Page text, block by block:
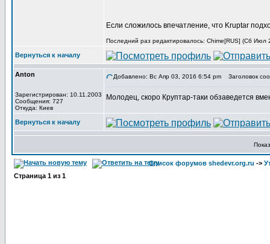
Если сложилось впечатление, что Kruptar
Последний раз редактировалось: Chime[RUS] (Сб Июл
Вернуться к началу
Anton
Зарегистрирован: 10.11.2003
Сообщения: 727
Откуда: Киев
Добавлено: Вс Апр 03, 2016 6:54 pm Заголовок
Молодец, скоро Круптар-таки обзаведется
Вернуться к началу
Список форумов shedevr.org.ru ->
Страница 1 из 1